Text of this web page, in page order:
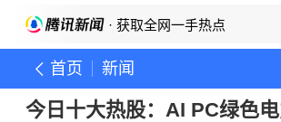
· 获取全网一手热点
首页 新闻
今日十大热股：AI PC绿色